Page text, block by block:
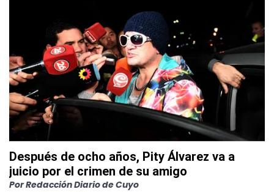
Después de ocho años, Pity Álvarez va a
juicio por el crimen de su amigo
PorRedacción Diario de Cuyo